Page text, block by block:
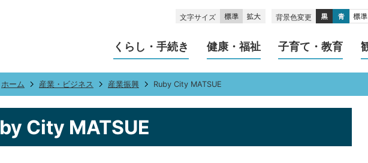
文字サイズ 背景色変更
くらし・手続き 健康・福祉 子育て・教育
ホーム 産業・ビジネス 産業振興 Ruby City MATSUE
City MATSUE